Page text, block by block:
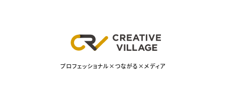
プロフェッショナル×つながる×メディア